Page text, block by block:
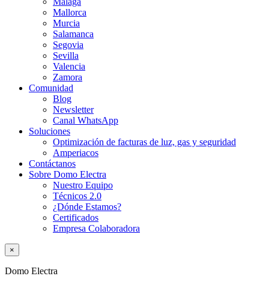
Mallorca
Murcia
Salamanca
Segovia
Sevilla
Valencia
Zamora
Comunidad
Blog
Newsletter
Canal WhatsApp
Soluciones
Optimización de facturas de luz, gas y seguridad
Amperiacos
Contáctanos
Sobre Domo Electra
Nuestro Equipo
Técnicos 2.0
¿Dónde Estamos?
Certificados
Empresa Colaboradora
×
Domo Electra